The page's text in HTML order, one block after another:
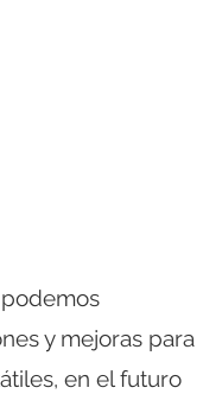
y mejoras para
en el futuro